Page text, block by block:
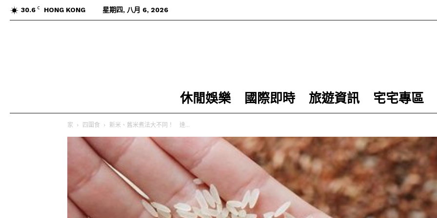
30.6 C HONG KONG 星期四, 八月 6, 2026
休閒娛樂 國際即時 旅遊資訊 宅宅專區
家 四圍食 新米、舊米煮法大不同！ 達...